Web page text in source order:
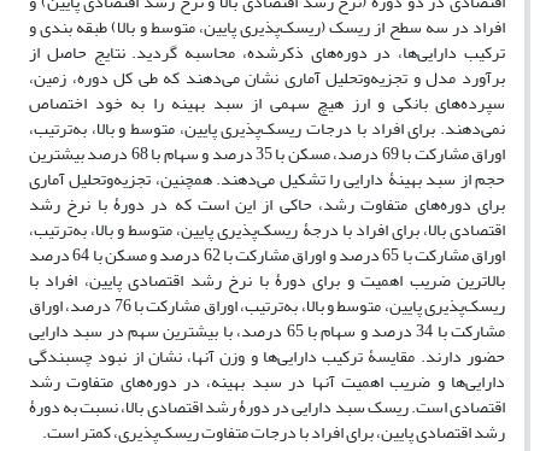
افراد در سه سطح از ریسک (ریسک‌پذیری پایین، متوسط و بالا) طبقه بندی و
ترکیب دارایی‌ها، در دوره‌های ذکرشده، محاسبه گردید. نتایج حاصل از
برآورد مدل و تجزیه‌وتحلیل آماری نشان می‌دهند که طی کل دوره، زمین،
سپرده‌های بانکی و ارز هیچ سهمی از سبد بهینه را به خود اختصاص
نمی‌دهند. برای افراد با درجات ریسک‌پذیری پایین، متوسط و بالا، به‌ترتیب،
اوراق مشارکت با 69 درصد، مسکن با 35 درصد و سهام با 68 درصد بیشترین
حجم از سبد بهینۀ دارایی را تشکیل می‌دهند. همچنین، تجزیه‌وتحلیل آماری
برای دوره‌های متفاوت رشد، حاکی از این است که در دورۀ با نرخ رشد
اقتصادی بالا، برای افراد با درجۀ ریسک‌پذیری پایین، متوسط و بالا، به‌ترتیب،
اوراق مشارکت با 65 درصد و اوراق مشارکت با 62 درصد و مسکن با 64 درصد
بالاترین ضریب اهمیت و برای دورۀ با نرخ رشد اقتصادی پایین، افراد با
ریسک‌پذیری پایین، متوسط و بالا، به‌ترتیب، اوراق مشارکت با 76 درصد، اوراق
مشارکت با 34 درصد و سهام با 65 درصد، با بیشترین سهم در سبد دارایی
حضور دارند. مقایسۀ ترکیب دارایی‌ها و وزن آنها، نشان از نبود چسبندگی
دارایی‌ها و ضریب اهمیت آنها در سبد بهینه، در دوره‌های متفاوت رشد
اقتصادی است. ریسک سبد دارایی در دورۀ رشد اقتصادی بالا، نسبت به دورۀ
رشد اقتصادی پایین، برای افراد با درجات متفاوت ریسک‌پذیری، کمتر است.